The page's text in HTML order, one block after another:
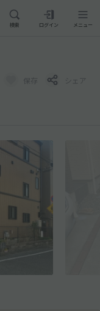
検索 ログイン メニュー
保存 シェア